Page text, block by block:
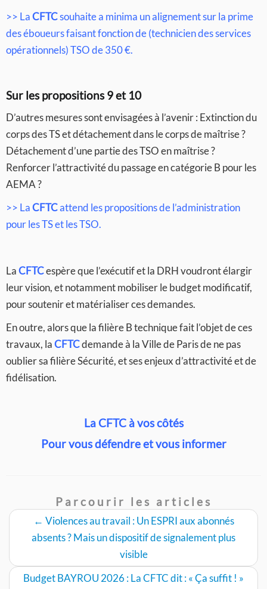
>> LaCFTCsouhaite a minima un alignement sur la prime
des éboueurs faisant fonction de (technicien des services
opérationnels) TSO de 350 €.
Sur les propositions 9 et 10
D’autres mesures sont envisagées à l’avenir : Extinction du
corps des TS et détachement dans le corps de maîtrise ?
Détachement d’une partie des TSO en maîtrise ?
Renforcer l’attractivité du passage en catégorie B pour les
AEMA ?
>> LaCFTCattend les propositions de l’administration
pour les TS et les TSO.
LaCFTCespère que l’exécutif et la DRH voudront élargir
leur vision, et notamment mobiliser le budget modificatif,
pour soutenir et matérialiser ces demandes.
En outre, alors que la filière B technique fait l’objet de ces
travaux, laCFTCdemande à la Ville de Paris de ne pas
oublier sa filière Sécurité, et ses enjeux d’attractivité et de
fidélisation.
La CFTC à vos côtés
Pour vous défendre et vous informer
Parcourir les articles
← Violences au travail : Un ESPRI aux abonnés
absents ? Mais un dispositif de signalement plus
visible
Budget BAYROU 2026 : La CFTC dit : « Ça suffit ! »